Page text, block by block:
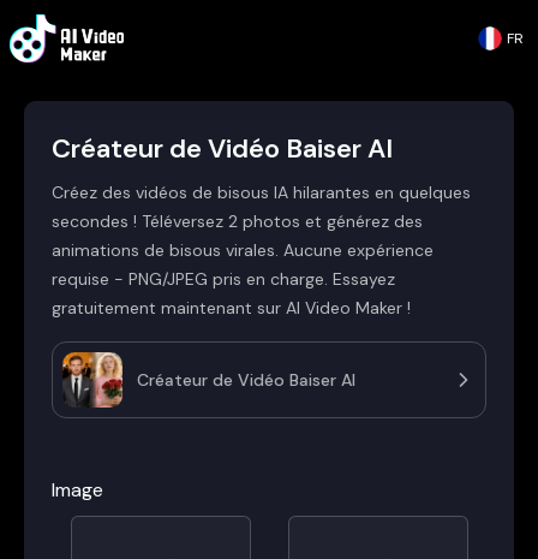
FR
Créateur de Vidéo Baiser AI
Créez des vidéos de bisous IA hilarantes en quelques
secondes ! Téléversez 2 photos et générez des
animations de bisous virales. Aucune expérience
requise - PNG/JPEG pris en charge. Essayez
gratuitement maintenant sur AI Video Maker !
Créateur de Vidéo Baiser AI
Image